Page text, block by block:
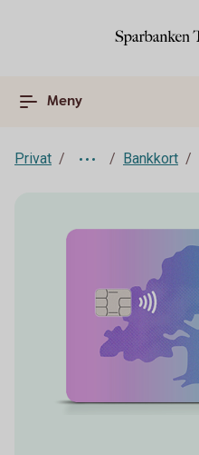
Meny
Privat Bankkort